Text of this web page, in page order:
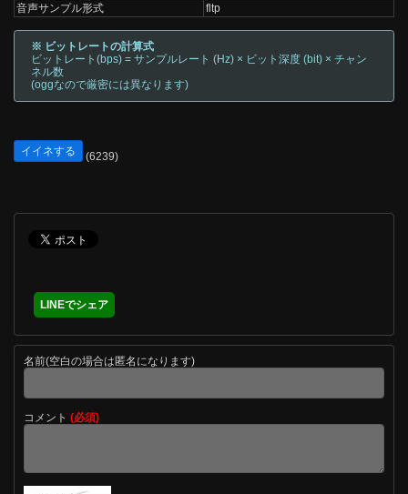
音声サンプル形式
fltp
※ ビットレートの計算式
ビットレート(bps) = サンプルレート (Hz) × ビット深度 (bit) × チャン
ネル数
(oggなので厳密には異なります)
イイネする (6239)
LINEでシェア
名前(空白の場合は匿名になります)
コメント (必須)